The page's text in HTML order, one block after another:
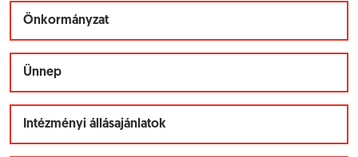
Önkormányzat
Ünnep
Intézményi állásajánlatok